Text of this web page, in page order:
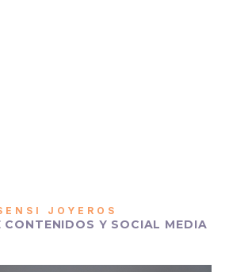
JOYEROS
CONTENIDOS Y SOCIAL MEDIA